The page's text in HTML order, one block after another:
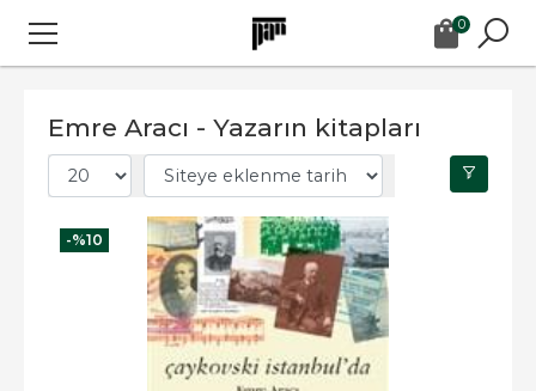
0
Emre Aracı - Yazarın kitapları
-%10